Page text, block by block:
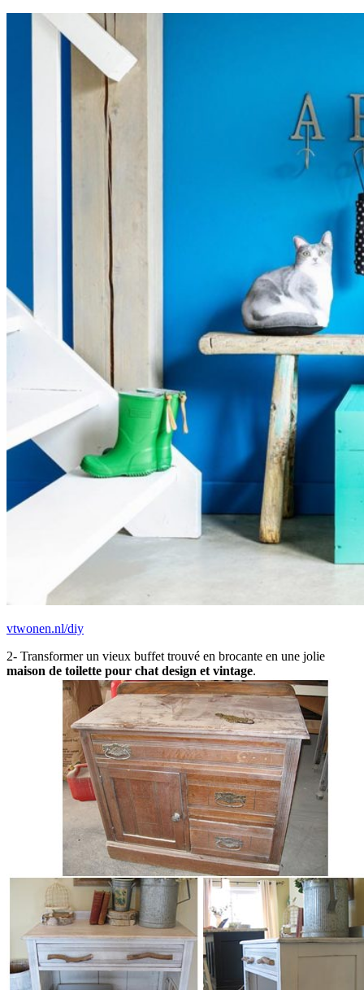
vtwonen.nl/diy
2- Transformer un vieux buffet trouvé en brocante en une jolie
maison de toilette pour chat design et vintage.